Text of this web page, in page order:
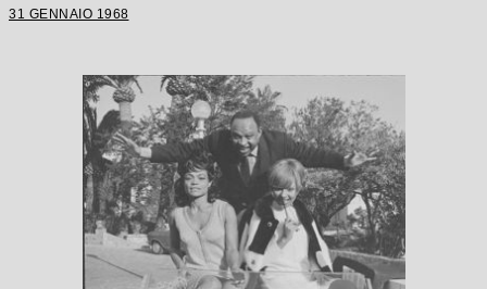
31 GENNAIO 1968